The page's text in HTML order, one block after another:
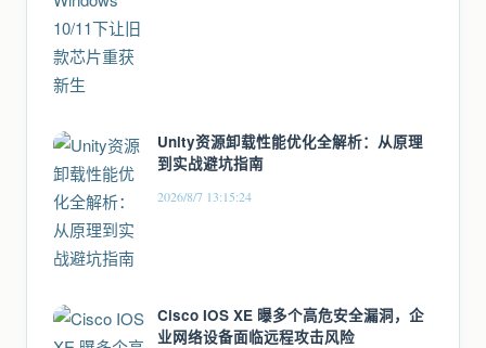
Unity资源卸载性能优化全解析：从原理
到实战避坑指南
2026/8/7 13:15:24
Cisco IOS XE 曝多个高危安全漏洞，企
业网络设备面临远程攻击风险